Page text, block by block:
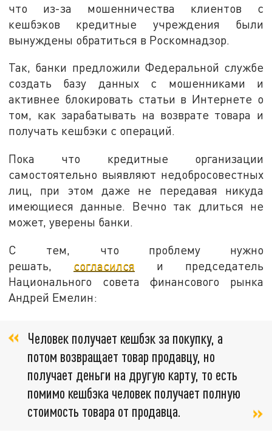
что из-за мошенничества клиентов с
кешбэков кредитные учреждения были
вынуждены обратиться в Роскомнадзор.
Так, банки предложили Федеральной службе
создать базу данных с мошенниками и
активнее блокировать статьи в Интернете о
том, как зарабатывать на возврате товара и
получать кешбэки с операций.
Пока что кредитные организации
самостоятельно выявляют недобросовестных
лиц, при этом даже не передавая никуда
имеющиеся данные. Вечно так длиться не
может, уверены банки.
С тем, что проблему нужно
решать, согласился и председатель
Национального совета финансового рынка
Андрей Емелин:
Человек получает кешбэк за покупку, а
потом возвращает товар продавцу, но
получает деньги на другую карту, то есть
помимо кешбэка человек получает полную
стоимость товара от продавца.